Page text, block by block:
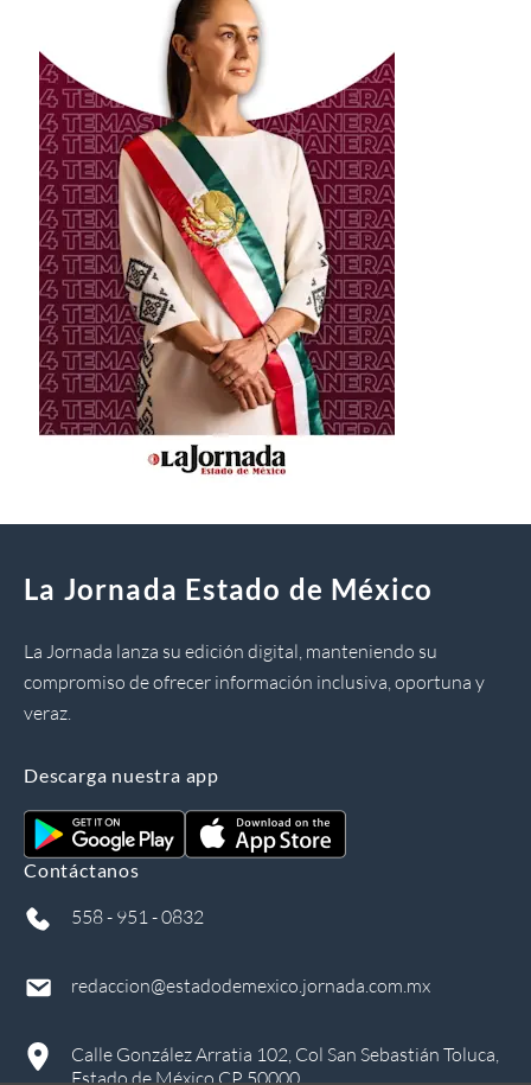
La Jornada Estado de México
La Jornada lanza su edición digital, manteniendo su
compromiso de ofrecer información inclusiva, oportuna y
veraz.
Descarga nuestra app
Contáctanos
558 - 951 - 0832
redaccion@estadodemexico.jornada.com.mx
Calle González Arratia 102, Col San Sebastián Toluca,
Estado de México CP 50000